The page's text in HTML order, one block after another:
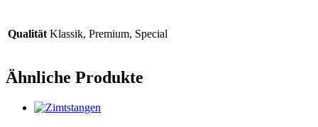
Qualität Klassik, Premium, Special
Ähnliche Produkte